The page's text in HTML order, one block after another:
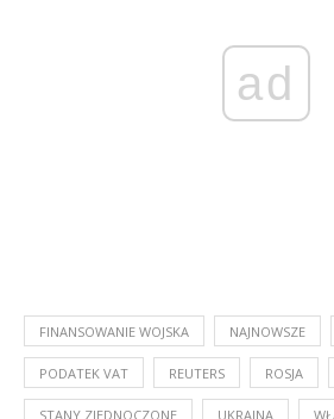
ad
FINANSOWANIE WOJSKA NAJNOWSZE
PODATEK VAT REUTERS ROSJA
STANY ZJEDNOCZONE UKRAINA